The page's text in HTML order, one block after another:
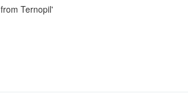
from Ternopil'